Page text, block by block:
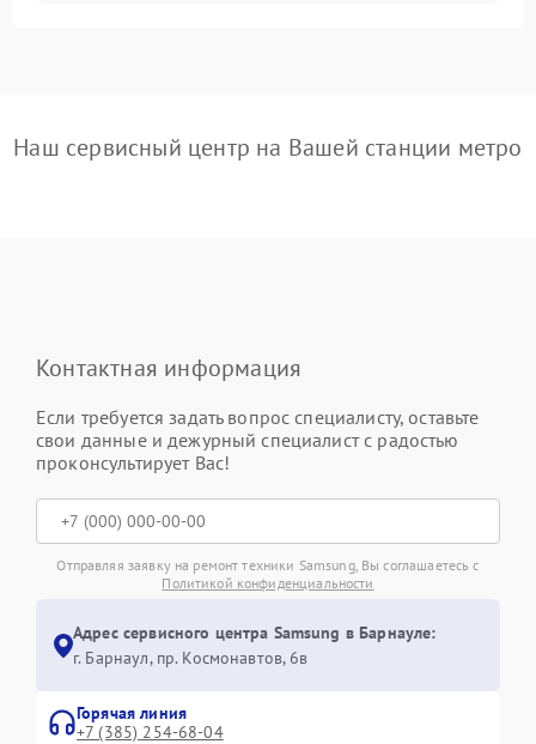
Наш сервисный центр на Вашей станции метро
Контактная информация
Если требуется задать вопрос специалисту, оставьте
свои данные и дежурный специалист с радостью
проконсультирует Вас!
Отправляя заявку на ремонт техники Samsung, Вы соглашаетесь с
Политикой конфиденциальности
Адрес сервисного центра Samsung в Барнауле:
г. Барнаул, ​пр. Космонавтов, 6в
Горячая линия
+7 (385) 254-68-04